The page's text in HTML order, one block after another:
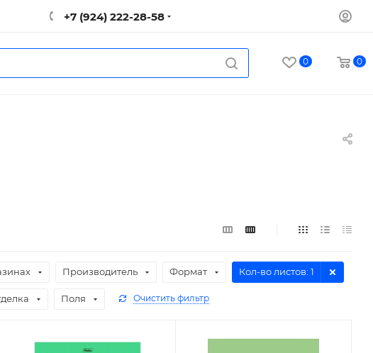
+7 (924) 222-28-58
0 0
Производитель Формат Кол-во листов: 1
Поля Очистить фильтр